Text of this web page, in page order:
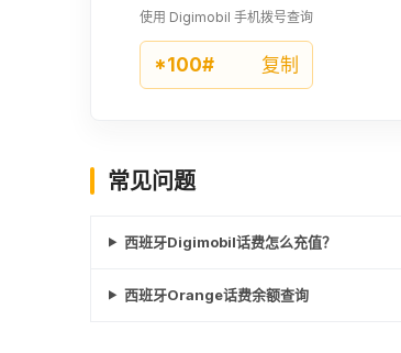
使用 Digimobil 手机拨号查询
*100# 复制
常见问题
西班牙Digimobil话费怎么充值？
西班牙Orange话费余额查询